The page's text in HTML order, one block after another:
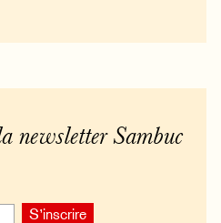
newsletter Sambuc